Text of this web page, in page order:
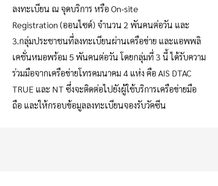
ลงทะเบียน ณ จุดบริการ หรือ On-site
Registration (ออนไซด์) จำนวน 2 พันคนต่อวัน และ
3.กลุ่มประชาชนที่ลงทะเบียนผ่านเครือข่าย และแอพพลิ
เคชั่นหมอพร้อม 5 พันคนต่อวัน โดยกลุ่มที่ 3 นี้ ได้รับความ
ร่วมมือจากเครือข่ายโทรคมนาคม 4 แห่ง คือ AIS DTAC
TRUE และ NT ซึ่งจะติดต่อไปยังผู้ใช้บริการเครือข่ายมือ
ถือ และให้กรอบข้อมูลลงทะเบียนจองรับวัคซีน